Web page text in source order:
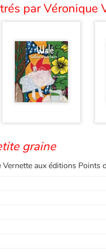
par Véronique
graine
aux éditions Points